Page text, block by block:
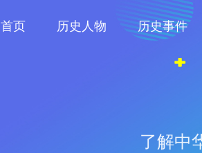
首页 历史人物 历史事件
了解中